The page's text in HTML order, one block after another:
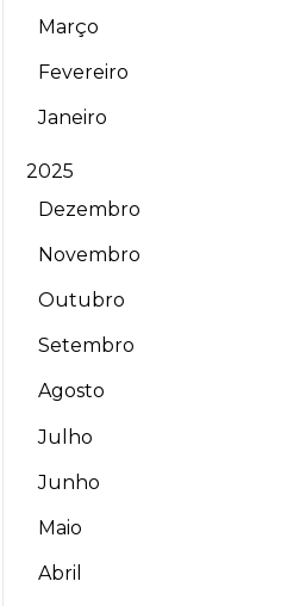
Março
Fevereiro
Janeiro
2025
Dezembro
Novembro
Outubro
Setembro
Agosto
Julho
Junho
Maio
Abril